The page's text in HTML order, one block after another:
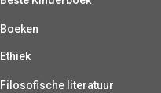
Boeken
Ethiek
Filosofische literatuur